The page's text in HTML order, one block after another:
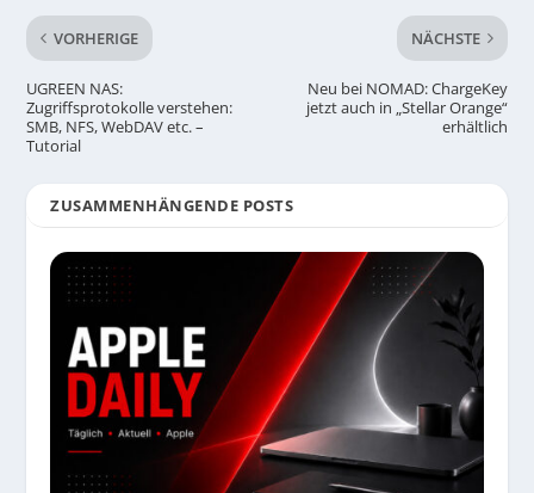
VORHERIGE
UGREEN NAS:
Zugriffsprotokolle verstehen:
SMB, NFS, WebDAV etc. –
Tutorial
NÄCHSTE
Neu bei NOMAD: ChargeKey
jetzt auch in „Stellar Orange“
erhältlich
ZUSAMMENHÄNGENDE POSTS